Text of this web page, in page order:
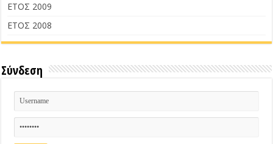
ΕΤΟΣ 2009
ΕΤΟΣ 2008
Σύνδεση